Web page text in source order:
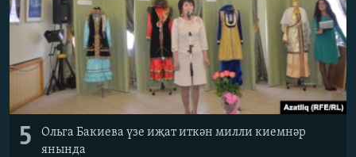
5
Ольга Бакиева үзе иҗат иткән милли киемнәр
янында